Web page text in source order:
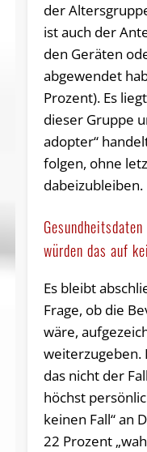
der
ist auch der
den Geräten
abgewendet
Prozent). Es
dieser Gruppe
adopter“
folgen, ohne
dabeizubleiben.
würden das auf
Es bleibt
Frage, ob die
wäre,
weiterzugeben.
das nicht der
höchst
keinen Fall“ an
22 Prozent